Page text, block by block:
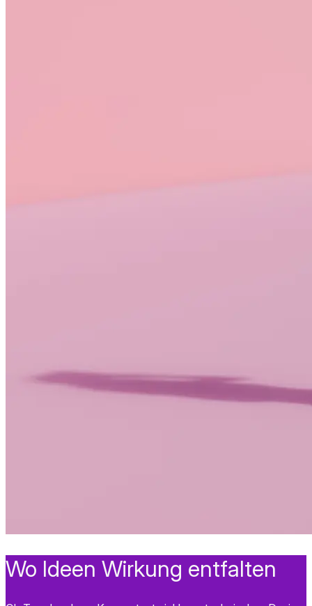
Wo Ideen Wirkung entfalten